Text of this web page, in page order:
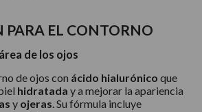
PARA EL CONTORNO
de los ojos
de ojos con ácido hialurónico que
hidratada y a mejorar la apariencia
y ojeras. Su fórmula incluye